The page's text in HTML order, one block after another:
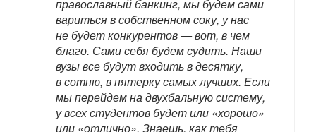
православный банкинг, мы будем сами
вариться в собственном соку, у нас
не будет конкурентов — вот, в чем
благо. Сами себя будем судить. Наши
вузы все будут входить в десятку,
в сотню, в пятерку самых лучших. Если
мы перейдем на двухбальную систему,
у всех студентов будет или «хорошо»
или «отлично». Знаешь, как тебя